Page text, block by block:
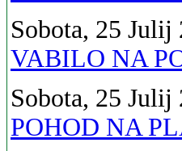
Sobota, 25 Julij
VABILO NA
Sobota, 25 Julij
POHOD NA